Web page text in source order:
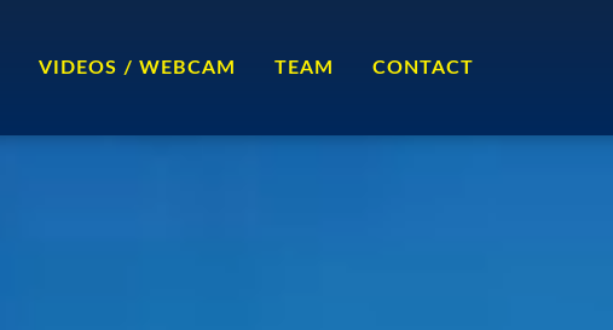
VIDEOS / WEBCAM TEAM CONTACT